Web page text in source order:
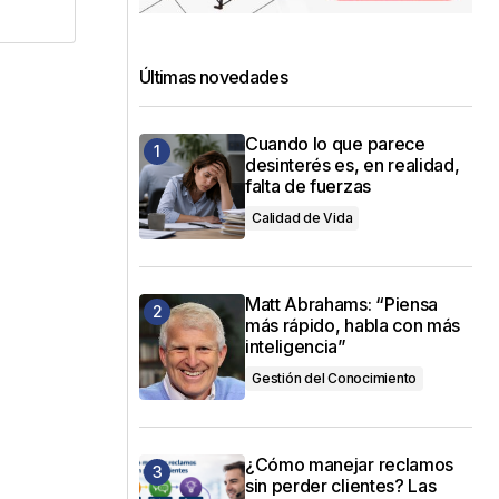
Últimas novedades
Cuando lo que parece
desinterés es, en realidad,
falta de fuerzas
Calidad de Vida
Matt Abrahams: “Piensa
más rápido, habla con más
inteligencia”
Gestión del Conocimiento
¿Cómo manejar reclamos
sin perder clientes? Las